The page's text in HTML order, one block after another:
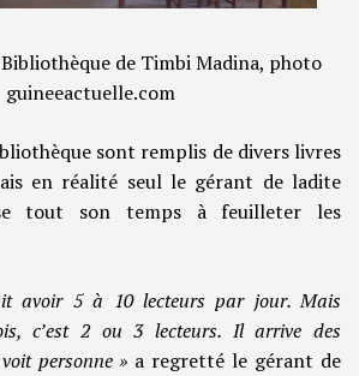
de Timbi Madina, photo
guineeactuelle.com
sont remplis de divers livres
en réalité seul le gérant de ladite
tout son temps à feuilleter les
avoir 5 à 10 lecteurs par jour. Mais
c’est 2 ou 3 lecteurs. Il arrive des
personne » a regretté le gérant de